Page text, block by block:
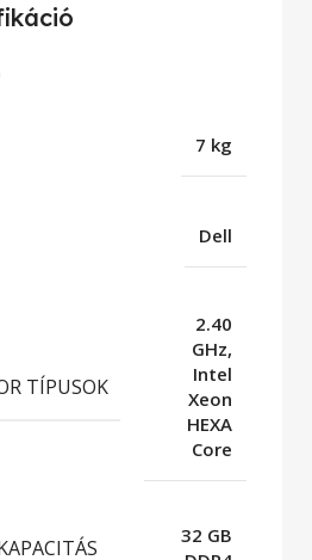
7 kg
Dell
TÍPUSOK
2.40
GHz,
Intel
Xeon
HEXA
Core
32 GB